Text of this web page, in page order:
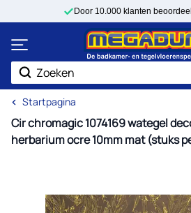
Ga naar de inhoudDoor 10.000 klanten
Zoek
Startpagina
Cir chromagic 1074169 wategel
herbarium ocre 10mm mat (stuks